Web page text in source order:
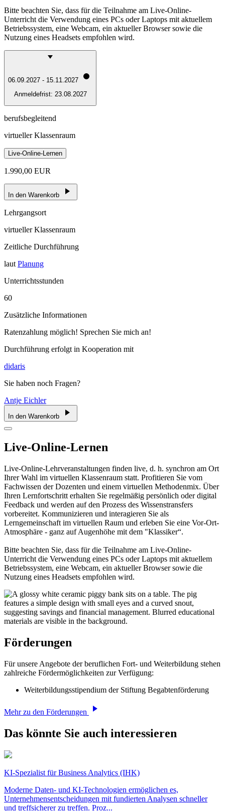
Bitte beachten Sie, dass für die Teilnahme am Live-Online-
Unterricht die Verwendung eines PCs oder Laptops mit aktuellem
Betriebssystem, eine Webcam, ein aktueller Browser sowie die
Nutzung eines Headsets empfohlen wird.
06.09.2027 - 15.11.2027
Anmeldefrist: 23.08.2027
berufsbegleitend
virtueller Klassenraum
Live-Online-Lernen
1.990,00 EUR
In den Warenkorb
Lehrgangsort
virtueller Klassenraum
Zeitliche Durchführung
laut Planung
Unterrichtsstunden
60
Zusätzliche Informationen
Ratenzahlung möglich! Sprechen Sie mich an!
Durchführung erfolgt in Kooperation mit
didaris
Sie haben noch Fragen?
Antje Eichler
In den Warenkorb
Live-Online-Lernen
Live-Online-Lehrveranstaltungen finden live, d. h. synchron am Ort
Ihrer Wahl im virtuellen Klassenraum statt. Profitieren Sie vom
Fachwissen der Dozenten und einem virtuellen Methodenmix. Über
Ihren Lernfortschritt erhalten Sie regelmäßig persönlich oder digital
Feedback und werden auf den Prozess des Wissenstransfers
vorbereitet. Kommunizieren und interagieren Sie als
Lerngemeinschaft im virtuellen Raum und erleben Sie eine Vor-Ort-
Atmosphäre - ganz auf Augenhöhe mit dem "Klassiker“.
Bitte beachten Sie, dass für die Teilnahme am Live-Online-
Unterricht die Verwendung eines PCs oder Laptops mit aktuellem
Betriebssystem, eine Webcam, ein aktueller Browser sowie die
Nutzung eines Headsets empfohlen wird.
Förderungen
Für unsere Angebote der beruflichen Fort- und Weiterbildung stehen
zahlreiche Fördermöglichkeiten zur Verfügung:
Weiterbildungsstipendium der Stiftung Begabtenförderung
Mehr zu den Förderungen
Das könnte Sie auch interessieren
KI-Spezialist für Business Analytics (IHK)
Moderne Daten- und KI-Technologien ermöglichen es,
Unternehmensentscheidungen mit fundierten Analysen schneller
und treffsicherer zu treffen. Proz...